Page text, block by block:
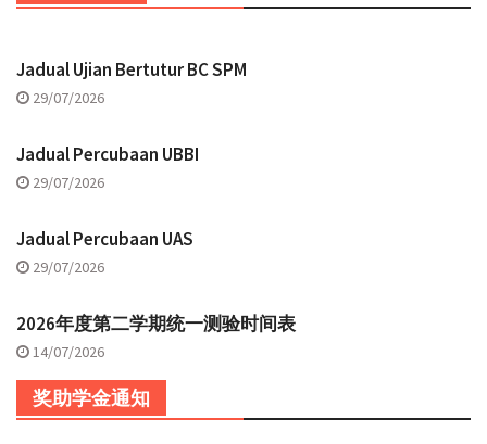
Jadual Ujian Bertutur BC SPM
29/07/2026
Jadual Percubaan UBBI
29/07/2026
Jadual Percubaan UAS
29/07/2026
2026年度第二学期统一测验时间表
14/07/2026
奖助学金通知